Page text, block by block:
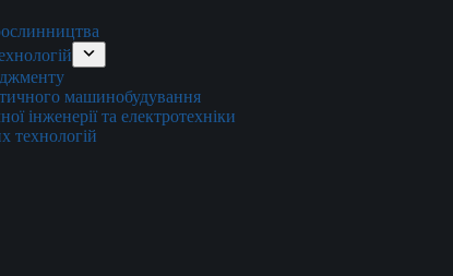
машинобудування
інженерії та електротехніки
технологій